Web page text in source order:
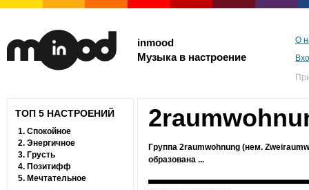
inmood
Музыка в настроение
О
ТОП 5 НАСТРОЕНИЙ
1. Спокойное
2. Энергичное
3. Грусть
4. Позитифф
5. Мечтательное
Группа 2raumwohnung (нем.
образована ...